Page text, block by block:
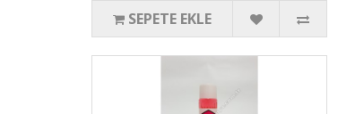
SEPETE EKLE